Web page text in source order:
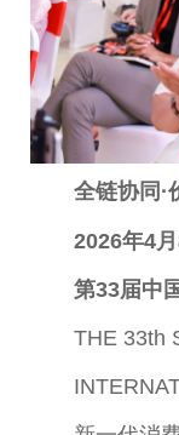
全链协同·
2026年4
第33届中
THE 33th